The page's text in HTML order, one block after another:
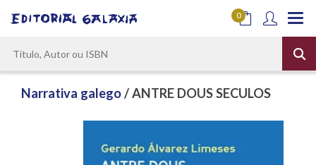
0
Narrativa galego/ ANTRE DOUS SECULOS